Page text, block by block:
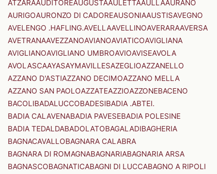
ATZARAAUDITOREAUGUSTAAULETTAAULLAAURANO
AURIGOAURONZO DI CADOREAUSONIAAUSTISAVEGNO
AVELENGO .HAFLING.AVELLAAVELLINOAVERARAAVERSA
AVETRANAAVEZZANOAVIANOAVIATICOAVIGLIANA
AVIGLIANOAVIGLIANO UMBROAVIOAVISEAVOLA
AVOLASCAAYASAYMAVILLESAZEGLIOAZZANELLO
AZZANO D'ASTIAZZANO DECIMOAZZANO MELLA
AZZANO SAN PAOLOAZZATEAZZIOAZZONEBACENO
BACOLIBADALUCCOBADESIBADIA .ABTEI.
BADIA CALAVENABADIA PAVESEBADIA POLESINE
BADIA TEDALDABADOLATOBAGALADIBAGHERIA
BAGNACAVALLOBAGNARA CALABRA
BAGNARA DI ROMAGNABAGNARIABAGNARIA ARSA
BAGNASCOBAGNATICABAGNI DI LUCCABAGNO A RIPOLI